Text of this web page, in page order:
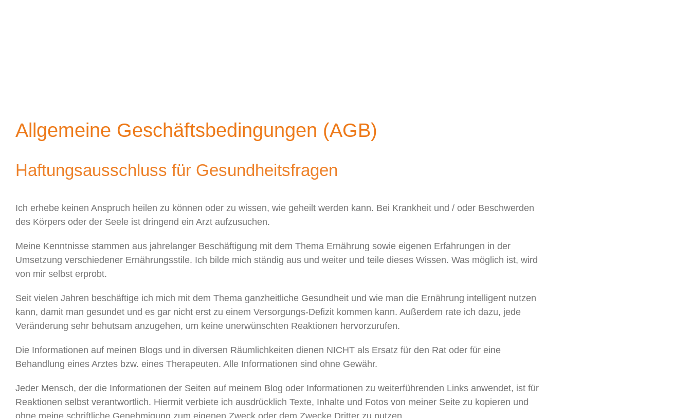
Allgemeine Geschäftsbedingungen (AGB)
Haftungsausschluss für Gesundheitsfragen
Ich erhebe keinen Anspruch heilen zu können oder zu wissen, wie geheilt werden kann. Bei Krankheit und / oder Beschwerden
des Körpers oder der Seele ist dringend ein Arzt aufzusuchen.
Meine Kenntnisse stammen aus jahrelanger Beschäftigung mit dem Thema Ernährung sowie eigenen Erfahrungen in der
Umsetzung verschiedener Ernährungsstile. Ich bilde mich ständig aus und weiter und teile dieses Wissen. Was möglich ist, wird
von mir selbst erprobt.
Seit vielen Jahren beschäftige ich mich mit dem Thema ganzheitliche Gesundheit und wie man die Ernährung intelligent nutzen
kann, damit man gesundet und es gar nicht erst zu einem Versorgungs-Defizit kommen kann. Außerdem rate ich dazu, jede
Veränderung sehr behutsam anzugehen, um keine unerwünschten Reaktionen hervorzurufen.
Die Informationen auf meinen Blogs und in diversen Räumlichkeiten dienen NICHT als Ersatz für den Rat oder für eine
Behandlung eines Arztes bzw. eines Therapeuten. Alle Informationen sind ohne Gewähr.
Jeder Mensch, der die Informationen der Seiten auf meinem Blog oder Informationen zu weiterführenden Links anwendet, ist für
Reaktionen selbst verantwortlich. Hiermit verbiete ich ausdrücklich Texte, Inhalte und Fotos von meiner Seite zu kopieren und